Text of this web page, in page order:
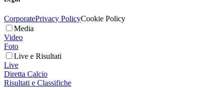
CorporatePrivacy PolicyCookie Policy
Media
Video
Foto
Live e Risultati
Live
Diretta Calcio
Risultati e Classifiche